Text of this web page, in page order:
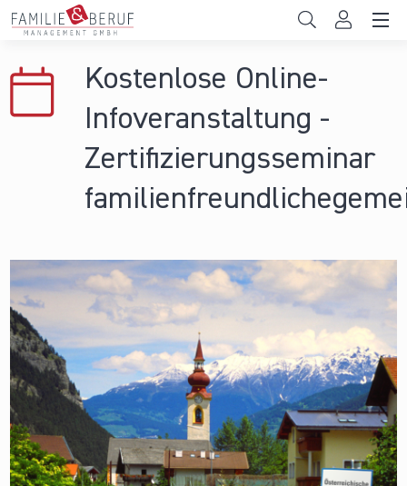
Direkt zum Inhalt
Hochschulen
Persönliche Vereinbarkeit
News & Events
Kostenlose Online-
Infoveranstaltung -
Zertifizierungsseminar